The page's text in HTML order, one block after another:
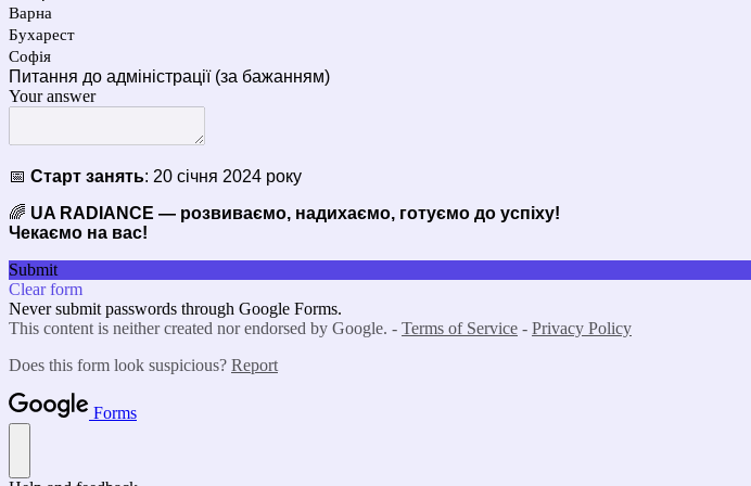
Варна
Бухарест
Софія
Питання до адміністрації (за бажанням)
Your answer
📅 Старт занять: 20 січня 2024 року
🌈 UA RADIANCE — розвиваємо, надихаємо, готуємо до успіху!
Чекаємо на вас!
Submit
Clear form
Never submit passwords through Google Forms.
This content is neither created nor endorsed by Google. - Terms of Service - Privacy Policy
Does this form look suspicious? Report
Forms